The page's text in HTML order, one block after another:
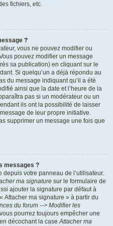
fichiers, etc.
?
vous ne pouvez modifier ou
pouvez modifier un message
sa publication) en cliquant sur le
Si quelqu’un a déjà répondu au
du message indiquant qu’il a été
ainsi que la date et l’heure de la
pas si un modérateur ou un
ils ont la possibilité de laisser
de leur propre initiative.
supprimer un message une fois que
messages ?
depuis votre panneau de l’utilisateur.
ma signature sur le formulaire de
ajouter la signature par défaut à
Attacher ma signature » à partir du
du forum --> Modifier les
pourrez toujours empêcher une
décochant la caseAttacher ma